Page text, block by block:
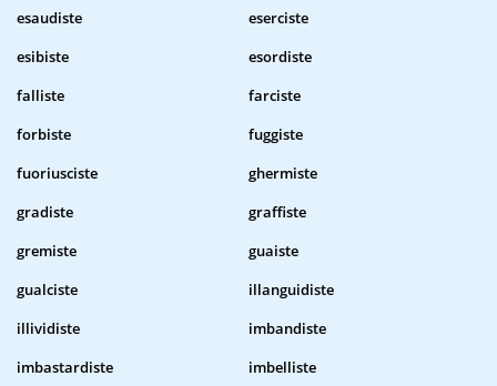
esaudiste
eserciste
esibiste
esordiste
falliste
farciste
forbiste
fuggiste
fuoriusciste
ghermiste
gradiste
graffiste
gremiste
guaiste
gualciste
illanguidiste
illividiste
imbandiste
imbastardiste
imbelliste